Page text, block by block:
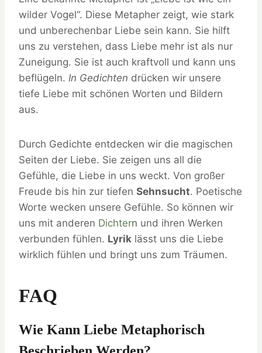
wilder Vogel“. Diese Metapher zeigt, wie stark
und unberechenbar Liebe sein kann. Sie hilft
uns zu verstehen, dass Liebe mehr ist als nur
Zuneigung. Sie ist auch kraftvoll und kann uns
beflügeln. In Gedichten drücken wir unsere
tiefe Liebe mit schönen Worten und Bildern
aus.
Durch Gedichte entdecken wir die magischen
Seiten der Liebe. Sie zeigen uns all die
Gefühle, die Liebe in uns weckt. Von großer
Freude bis hin zur tiefen Sehnsucht. Poetische
Worte wecken unsere Gefühle. So können wir
uns mit anderen Dichtern und ihren Werken
verbunden fühlen. Lyrik lässt uns die Liebe
wirklich fühlen und bringt uns zum Träumen.
FAQ
Wie Kann Liebe Metaphorisch